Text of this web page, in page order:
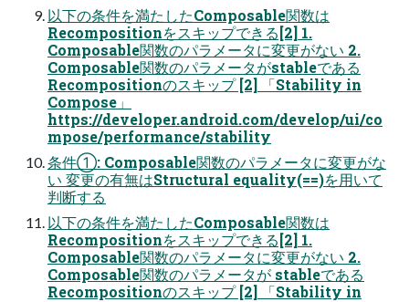
以下の条件を満たしたComposable関数は
Recompositionをスキップできる[2] 1.
Composable関数のパラメータに変更がない 2.
Composable関数のパラメータがstableである
Recompositionのスキップ [2] 「Stability in
Compose」
https://developer.android.com/develop/ui/co
mpose/performance/stability
条件①: Composable関数のパラメータに変更がな
い 変更の有無はStructural equality(==)を用いて
判断する
以下の条件を満たしたComposable関数は
Recompositionをスキップできる[2] 1.
Composable関数のパラメータに変更がない 2.
Composable関数のパラメータが stableである
Recompositionのスキップ [2] 「Stability in